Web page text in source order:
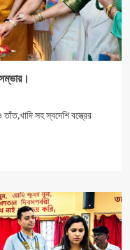
সহ স্বদেশি বস্ত্রের